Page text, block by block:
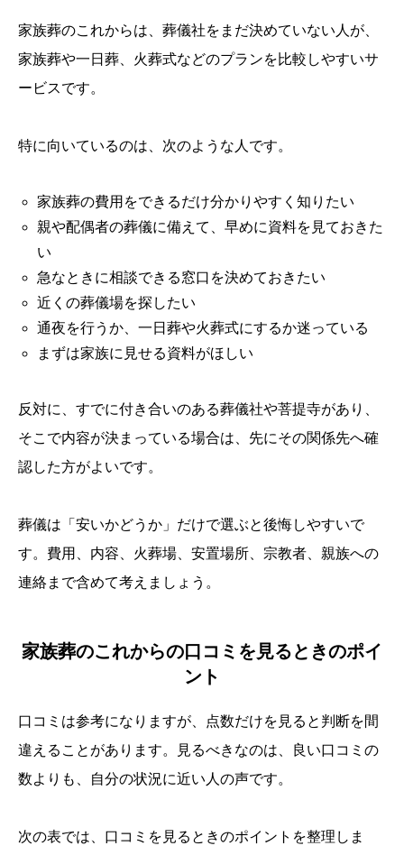
家族葬のこれからは、葬儀社をまだ決めていない人が、
家族葬や一日葬、火葬式などのプランを比較しやすいサ
ービスです。
特に向いているのは、次のような人です。
家族葬の費用をできるだけ分かりやすく知りたい
親や配偶者の葬儀に備えて、早めに資料を見ておきた
い
急なときに相談できる窓口を決めておきたい
近くの葬儀場を探したい
通夜を行うか、一日葬や火葬式にするか迷っている
まずは家族に見せる資料がほしい
反対に、すでに付き合いのある葬儀社や菩提寺があり、
そこで内容が決まっている場合は、先にその関係先へ確
認した方がよいです。
葬儀は「安いかどうか」だけで選ぶと後悔しやすいで
す。費用、内容、火葬場、安置場所、宗教者、親族への
連絡まで含めて考えましょう。
家族葬のこれからの口コミを見るときのポイ
ント
口コミは参考になりますが、点数だけを見ると判断を間
違えることがあります。見るべきなのは、良い口コミの
数よりも、自分の状況に近い人の声です。
次の表では、口コミを見るときのポイントを整理しま